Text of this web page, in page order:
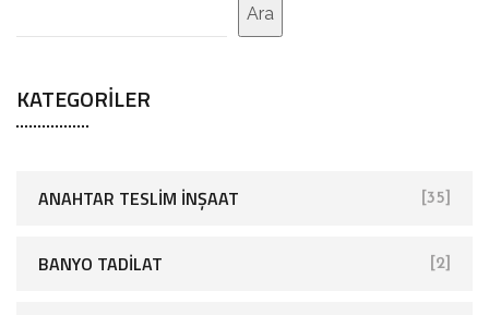
Ara
KATEGORILER
ANAHTAR TESLIM İNŞAAT [35]
BANYO TADILAT [2]